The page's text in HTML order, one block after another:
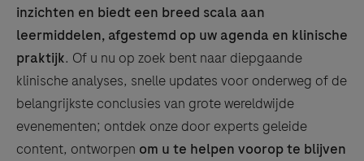
inzichten en biedt een breed scala aan
leermiddelen, afgestemd op uw agenda en klinische
praktijk. Of u nu op zoek bent naar diepgaande
klinische analyses, snelle updates voor onderweg of de
belangrijkste conclusies van grote wereldwijde
evenementen; ontdek onze door experts geleide
content, ontworpen om u te helpen voorop te blijven